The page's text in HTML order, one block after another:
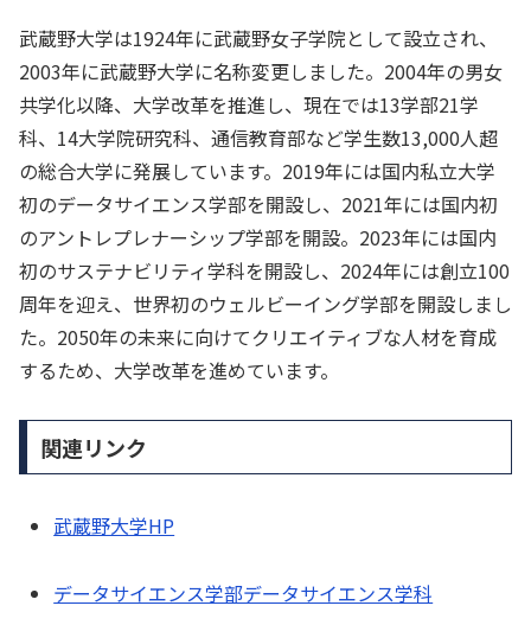
武蔵野大学は1924年に武蔵野女子学院として設立され、
2003年に武蔵野大学に名称変更しました。2004年の男女
共学化以降、大学改革を推進し、現在では13学部21学
科、14大学院研究科、通信教育部など学生数13,000人超
の総合大学に発展しています。2019年には国内私立大学
初のデータサイエンス学部を開設し、2021年には国内初
のアントレプレナーシップ学部を開設。2023年には国内
初のサステナビリティ学科を開設し、2024年には創立100
周年を迎え、世界初のウェルビーイング学部を開設しまし
た。2050年の未来に向けてクリエイティブな人材を育成
するため、大学改革を進めています。
関連リンク
武蔵野大学HP
データサイエンス学部データサイエンス学科